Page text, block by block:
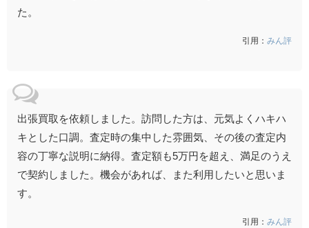
た。
引用： みん評
出張買取を依頼しました。訪問した方は、元気よくハキハ
キとした口調。査定時の集中した雰囲気、その後の査定内
容の丁寧な説明に納得。査定額も5万円を超え、満足のうえ
で契約しました。機会があれば、また利用したいと思いま
す。
引用： みん評